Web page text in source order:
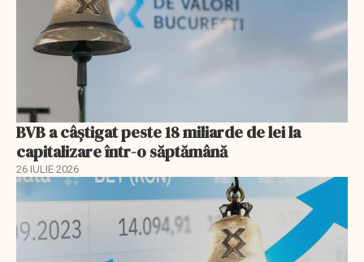
BVB a câștigat peste 18 miliarde de lei la
capitalizare într-o săptămână
26 IULIE 2026